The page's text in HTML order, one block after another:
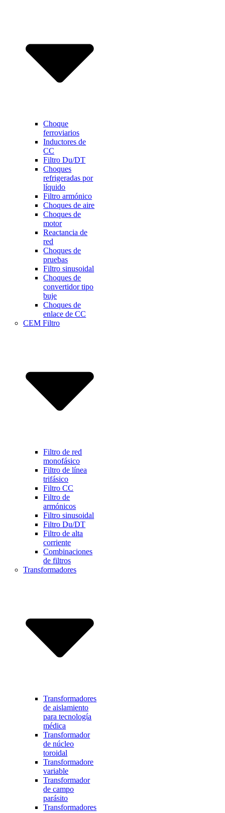
Choque
ferroviarios
Inductores de
CC
Filtro Du/DT
Choques
refrigeradas por
líquido
Filtro armónico
Choques de aire
Choques de
motor
Reactancia de
red
Choques de
pruebas
Filtro sinusoidal
Choques de
convertidor tipo
buje
Choques de
enlace de CC
CEM Filtro
Filtro de red
monofásico
Filtro de línea
trifásico
Filtro CC
Filtro de
armónicos
Filtro sinusoidal
Filtro Du/DT
Filtro de alta
corriente
Combinaciones
de filtros
Transformadores
Transformadores
de aislamiento
para tecnología
médica
Transformador
de núcleo
toroidal
Transformadore
variable
Transformador
de campo
parásito
Transformadores